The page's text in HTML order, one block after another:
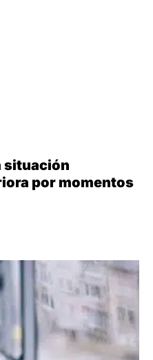
situación
por momentos